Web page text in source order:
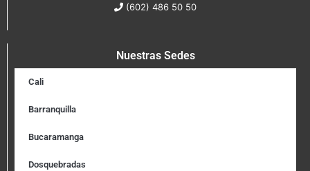
(602) 486 50 50
Nuestras Sedes
Cali
Barranquilla
Bucaramanga
Dosquebradas